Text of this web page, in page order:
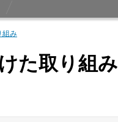
組み
た取り組